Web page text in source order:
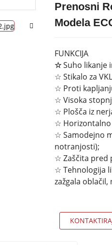
Prenosni
Modela
FUNKCIJA
☆Suho likanje
☆ Stikalo za
☆ Proti
☆ Visoka
☆ Plošča iz
☆ Horizontalno
☆ Samodejno
notranjosti);
☆ Zaščita pred
☆ Tehnologija
zažgala